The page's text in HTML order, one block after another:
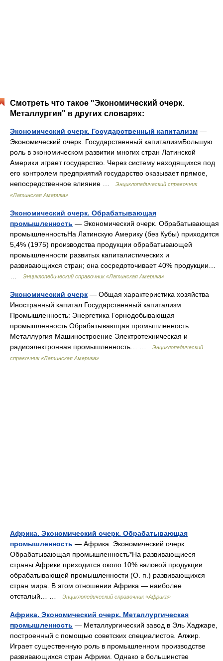
Смотреть что такое "Экономический очерк.
Металлургия" в других словарях:
Экономический очерк. Государственный капитализм —
Экономический очерк. Государственный капитализмБольшую
роль в экономическом развитии многих стран Латинской
Америки играет государство. Через систему находящихся под
его контролем предприятий государство оказывает прямое,
непосредственное влияние …
Энциклопедический справочник
«Латинская Америка»
Экономический очерк. Обрабатывающая
промышленность — Экономический очерк. Обрабатывающая
промышленностьНа Латинскую Америку (без Кубы) приходится
5,4% (1975) производства продукции обрабатывающей
промышленности развитых капиталистических и
развивающихся стран; она сосредоточивает 40% продукции…
Энциклопедический справочник «Латинская Америка»
Экономический очерк — Общая характеристика хозяйства
Иностранный капитал Государственный капитализм
Промышленность: Энергетика Горнодобывающая
промышленность Обрабатывающая промышленность
Металлургия Машиностроение Электротехническая и
радиоэлектронная промышленность… …
Энциклопедический
справочник «Латинская Америка»
Африка. Экономический очерк. Обрабатывающая
промышленность — Африка. Экономический очерк.
Обрабатывающая промышленность*На развивающиеся
страны Африки приходится около 10% валовой продукции
обрабатывающей промышленности (О. п.) развивающихся
стран мира. В этом отношении Африка — наиболее
отсталый… …
Энциклопедический справочник «Африка»
Африка. Экономический очерк. Металлургическая
промышленность — Металлургический завод в Эль Хаджаре,
построенный с помощью советских специалистов. Алжир.
Играет существенную роль в промышленном производстве
развивающихся стран Африки. Однако в большинстве